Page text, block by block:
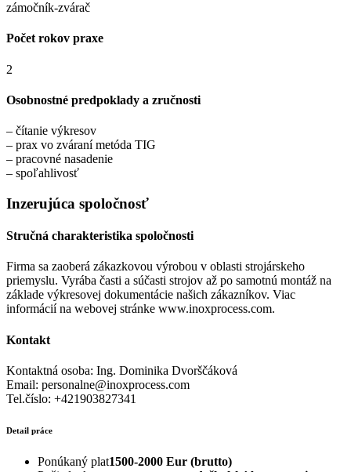
zámočník-zvárač
Počet rokov praxe
2
Osobnostné predpoklady a zručnosti
– čítanie výkresov
– prax vo zváraní metóda TIG
– pracovné nasadenie
– spoľahlivosť
Inzerujúca spoločnosť
Stručná charakteristika spoločnosti
Firma sa zaoberá zákazkovou výrobou v oblasti strojárskeho
priemyslu. Vyrába časti a súčasti strojov až po samotnú montáž na
základe výkresovej dokumentácie našich zákazníkov. Viac
informácií na webovej stránke www.inoxprocess.com.
Kontakt
Kontaktná osoba: Ing. Dominika Dvorščáková
Email: personalne@inoxprocess.com
Tel.číslo: +421903827341
Detail práce
Ponúkaný plat1500-2000 Eur (brutto)